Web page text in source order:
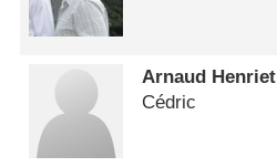
Arnaud Henriet
Cédric